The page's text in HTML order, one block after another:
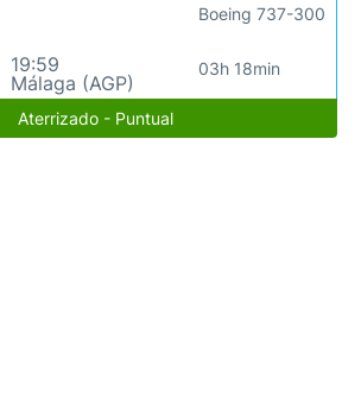
19:59
Málaga (AGP)
03h 18min
Boeing 737-300
Aterrizado - Puntual